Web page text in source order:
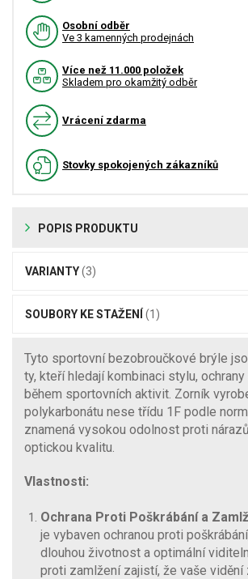
Osobní odběr
Ve 3 kamenných prodejnách
Více než 11.000 položek
Skladem pro okamžitý odběr
Vrácení zdarma
Stovky spokojených zákazníků
POPIS PRODUKTU
VARIANTY(3)
SOUBORY KE STAŽENÍ (1)
Tyto sportovní bezobroučkové brýle
ty, kteří hledají kombinaci stylu,
během sportovních aktivit. Zorník
polykarbonátu nese třídu 1F podle
znamená vysokou odolnost proti
optickou kvalitu.
Vlastnosti:
Ochrana Proti Poškrábání a
je vybaven ochranou proti
dlouhou životnost a optimální
proti zamlžení zajistí, že vaše vidění